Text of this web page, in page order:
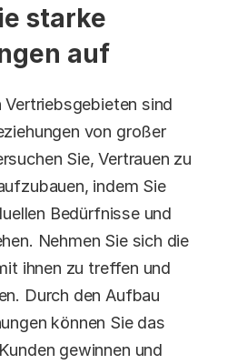
starke
auf
Vertriebsgebieten sind
von großer
Sie, Vertrauen zu
indem Sie
Bedürfnisse und
Nehmen Sie sich die
ihnen zu treffen und
Durch den Aufbau
können Sie das
gewinnen und